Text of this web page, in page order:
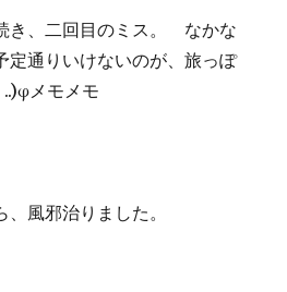
き、二回目のミス。 なかな
定通りいけないのが、旅っぽ
メモメモ
風邪治りました。